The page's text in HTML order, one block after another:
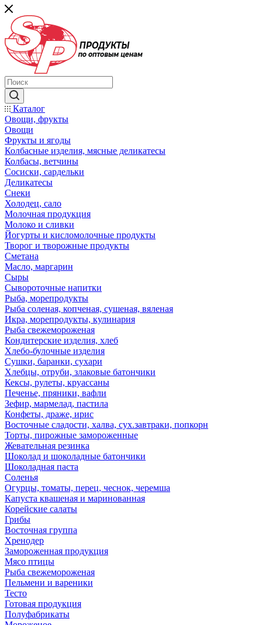
Каталог
Овощи, фрукты
Овощи
Фрукты и ягоды
Колбасные изделия, мясные деликатесы
Колбасы, ветчины
Сосиски, сардельки
Деликатесы
Снеки
Холодец, сало
Молочная продукция
Молоко и сливки
Йогурты и кисломолочные продукты
Творог и творожные продукты
Сметана
Масло, маргарин
Сыры
Сывороточные напитки
Рыба, морепродукты
Рыба соленая, копченая, сушеная, вяленая
Икра, морепродукты, кулинария
Рыба свежемороженая
Кондитерские изделия, хлеб
Хлебо-булочные изделия
Сушки, баранки, сухари
Хлебцы, отруби, злаковые батончики
Кексы, рулеты, круассаны
Печенье, пряники, вафли
Зефир, мармелад, пастила
Конфеты, драже, ирис
Восточные сладости, халва, сух.завтраки, попкорн
Торты, пирожные замороженные
Жевательная резинка
Шоколад и шоколадные батончики
Шоколадная паста
Соленья
Огурцы, томаты, перец, чеснок, черемша
Капуста квашеная и маринованная
Корейские салаты
Грибы
Восточная группа
Хренодер
Замороженная продукция
Мясо птицы
Рыба свежемороженая
Пельмени и вареники
Тесто
Готовая продукция
Полуфабрикаты